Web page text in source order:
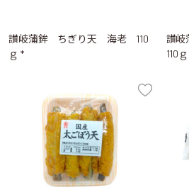
讃岐蒲鉾 ちぎり天 海老 110
ｇ *
讃
110